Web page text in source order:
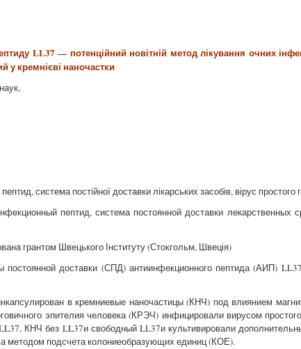
LL37 — потенційний новітній метод лікування очних
у кремнієві наночастки
система постійної доставки лікарських засобів, вірус простого
пептид, система постоянной доставки лекарственных
грантом Швецького Інституту (Стокгольм, Швеція)
постоянной доставки (СПД) антиинфекционного пептида (АИП)
в кремниевые наночастицы (КНЧ) под влиянием
эпителия человека (КРЭЧ) инфицировали вирусом
КНЧ без LL37и свободный LL37и культивировали
методом подсчета колониеобразующих единиц (КОЕ).